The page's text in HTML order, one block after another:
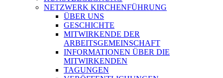
NETZWERK KIRCHENFÜHRUNG
ÜBER UNS
GESCHICHTE
MITWIRKENDE DER
ARBEITSGEMEINSCHAFT
INFORMATIONEN ÜBER DIE
MITWIRKENDEN
TAGUNGEN